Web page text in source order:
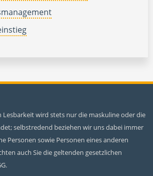
Lesbarkeit wird stets nur die maskuline oder die
selbstredend beziehen wir uns dabei immer
Personen sowie Personen eines anderen
auch Sie die geltenden gesetzlichen